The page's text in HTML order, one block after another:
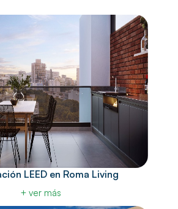
LEED en Roma Living
+ ver más